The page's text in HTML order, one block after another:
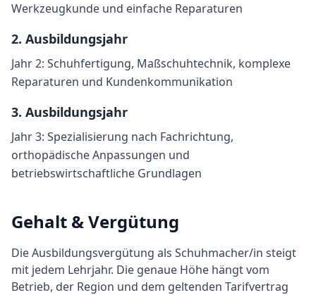
Werkzeugkunde und einfache Reparaturen
2. Ausbildungsjahr
Jahr 2: Schuhfertigung, Maßschuhtechnik, komplexe
Reparaturen und Kundenkommunikation
3. Ausbildungsjahr
Jahr 3: Spezialisierung nach Fachrichtung,
orthopädische Anpassungen und
betriebswirtschaftliche Grundlagen
Gehalt & Vergütung
Die Ausbildungsvergütung als Schuhmacher/in steigt
mit jedem Lehrjahr. Die genaue Höhe hängt vom
Betrieb, der Region und dem geltenden Tarifvertrag